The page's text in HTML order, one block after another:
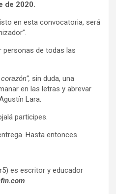
de 2020.
en esta convocatoria, será
personas de todas las
sin duda, una
en las letras y abrevar
Lara.
participes.
Hasta entonces.
es escritor y educador